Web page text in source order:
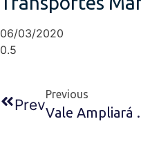
06/03/2020
Prev
Previous
Vale